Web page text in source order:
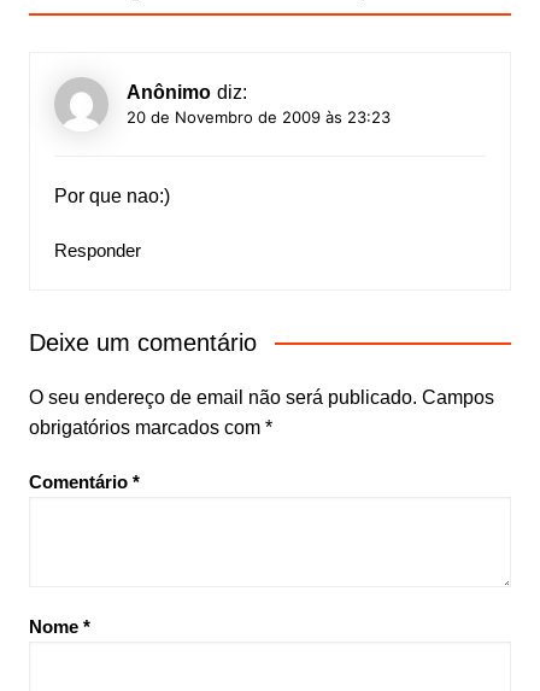
Anônimo diz:
20 de Novembro de 2009 às 23:23
Por que nao:)
Responder
Deixe um comentário
O seu endereço de email não será publicado. Campos
obrigatórios marcados com *
Comentário *
Nome *